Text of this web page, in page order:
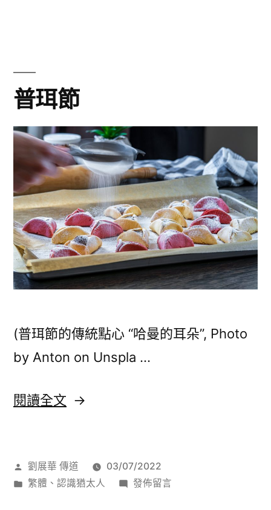
排〉
普珥節
(普珥節的傳統點心 “哈曼的耳朵”, Photo
by Anton on Unspla …
閱讀全文 〈普
作
者:
劉展華 傳道
03/07/2022
分
繁體 、 認識猶太人
在
發佈留言